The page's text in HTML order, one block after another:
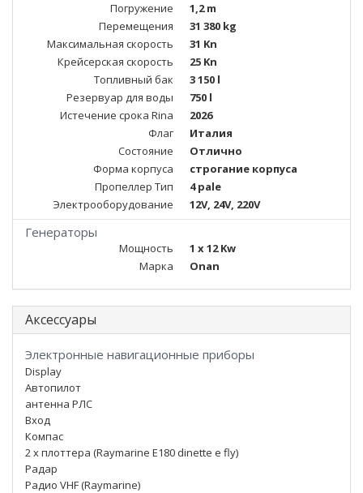
Погружение
1,2 m
Перемещения
31 380 kg
Максимальная скорость
31 Kn
Крейсерская скорость
25 Kn
Топливный бак
3 150 l
Резервуар для воды
750 l
Истечение срока Rina
2026
Флаг
Италия
Состояние
Отлично
Форма корпуса
строгание корпуса
Пропеллер Тип
4 pale
Электрооборудование
12V, 24V, 220V
Генераторы
Мощность
1 x 12 Kw
Марка
Onan
Аксессуары
Электронные навигационные приборы
Display
Автопилот
антенна РЛС
Вход
Компас
2 x плоттера (Raymarine E180 dinette e fly)
Радар
Радио VHF (Raymarine)